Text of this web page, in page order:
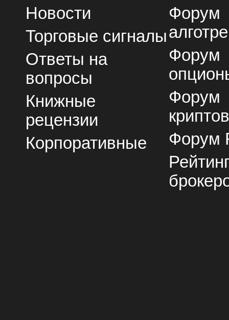
Новости
Торговые сигналы
Ответы на
вопросы
Книжные
рецензии
Корпоративные
Форум
Форум
Форум
Форум